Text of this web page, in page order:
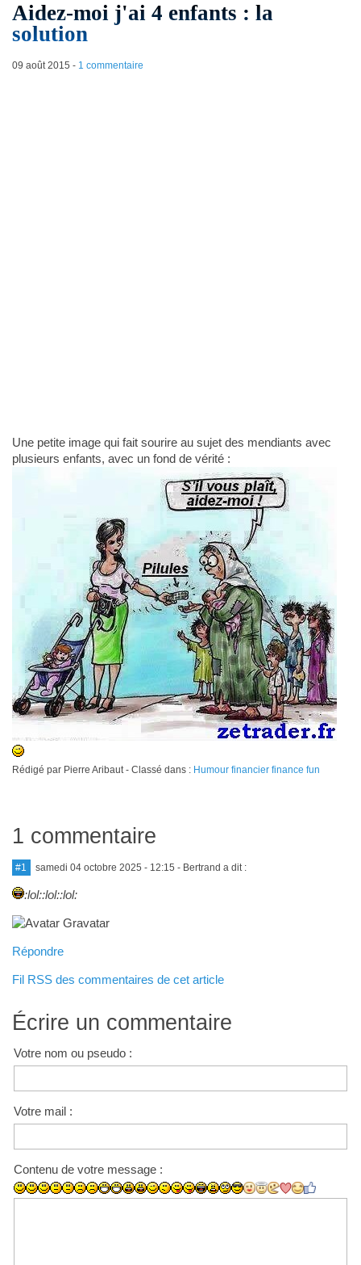
Aidez-moi j'ai 4 enfants : la
solution
09 août 2015 - 1 commentaire
Une petite image qui fait sourire au sujet des mendiants avec
plusieurs enfants, avec un fond de vérité :
Rédigé par Pierre Aribaut - Classé dans : Humour financier finance fun
1 commentaire
#1 samedi 04 octobre 2025 - 12:15 - Bertrand a dit :
:lol::lol::lol:
Répondre
Fil RSS des commentaires de cet article
Écrire un commentaire
Votre nom ou pseudo :
Votre mail :
Contenu de votre message :